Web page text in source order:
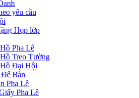
yêu cầu
Họp lớp
Pha Lê
Treo Tường
Đại Hội
Bàn
Pha Lê
Pha Lê